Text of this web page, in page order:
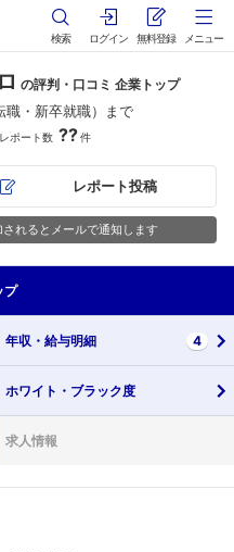
検索 ログイン 無料登録 メニュー
の評判・口コミ 企業トップ
職・新卒就職）まで
レポート数 ??件
レポート投稿
れるとメールで通知します
プ
年収・ 給与明細 4
ホワイト・ ブラック度
求人情報